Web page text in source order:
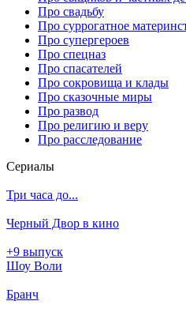
Про свадьбу
Про суррогатное
Про супергероев
Про спецназ
Про спасателей
Про сокровища и клады
Про сказочные миры
Про развод
Про религию и веру
Про расследование
Се­риа­лы
Три часа до...
Черный Двор в кино
+9 выпуск
Шоу Воли
Бранч